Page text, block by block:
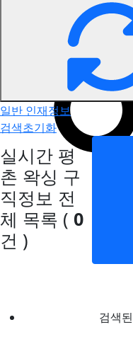
5. 아로마구인
평촌 왁싱 구직정보
일반 인재정보
검색초기화
실시간 평
촌 왁싱 구
직정보 전
체 목록 ( 0
건 )
검색